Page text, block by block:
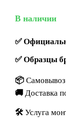
В наличии
✅
✅Образцы
📦 Самовывоз
🚚 Доставка
🛠️ Услуга